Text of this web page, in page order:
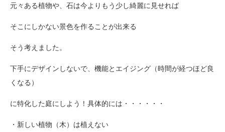
元々ある植物や、石は今よりもう少し綺麗に見せれば
そこにしかない景色を作ることが出来る
そう考えました。
下手にデザインしないで、機能とエイジング（時間が経つほど良
くなる）
に特化した庭にしよう！具体的には・・・・・・
・新しい植物（木）は植えない